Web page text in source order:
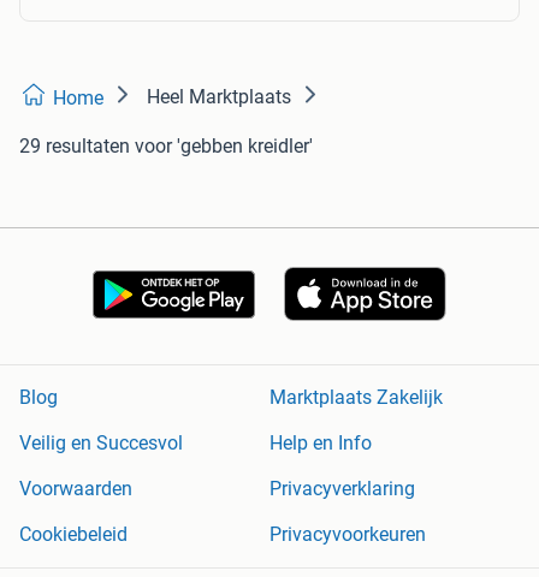
Home Heel Marktplaats
29 resultaten voor 'gebben kreidler'
Blog
Marktplaats Zakelijk
Veilig en Succesvol
Help en Info
Voorwaarden
Privacyverklaring
Cookiebeleid
Privacyvoorkeuren